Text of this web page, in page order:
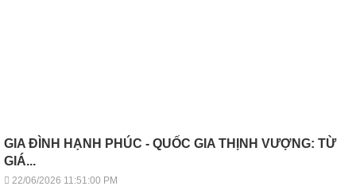
GIA ĐÌNH HẠNH PHÚC - QUỐC GIA THỊNH VƯỢNG: TỪ
GIÁ...
22/06/2026 11:51:00 PM